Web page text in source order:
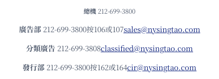
總機 212-699-3800
廣告部212-699-3800按106或107sales@nysingtao.com
分類廣告 212-699-3808classified@nysingtao.com
發⾏部 212-699-3800按162或164cir@nysingtao.com